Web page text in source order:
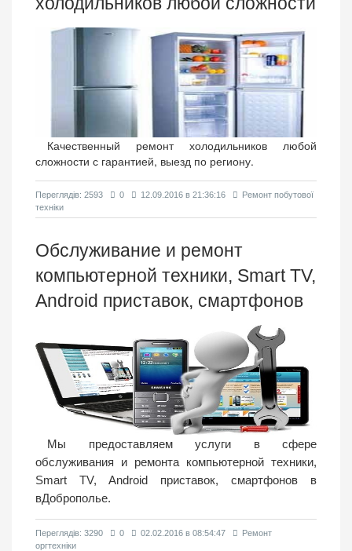
Качественный ремонт холодильников любой
сложности с гарантией, выезд по региону.
Переглядiв: 2593 0 12.09.2016 в 21:36:16
Ремонт побутової
техніки
Обслуживание и ремонт
компьютерной техники, Smart TV,
Android приставок, смартфонов
Мы предоставляем услуги в сфере
обслуживания и ремонта компьютерной техники,
Smart TV, Android приставок, смартфонов в
вДоброполье.
Переглядiв: 3290 0 02.02.2016 в 08:54:47
Ремонт
оргтехніки